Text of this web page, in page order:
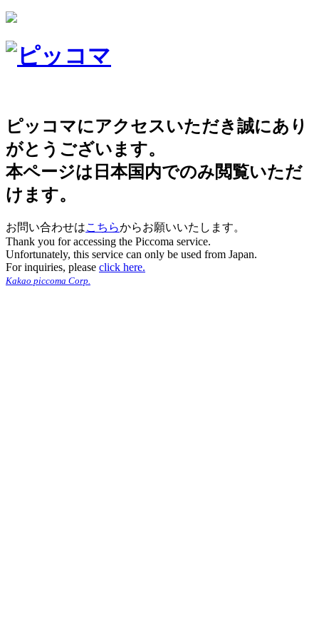
ピッコマにアクセスいただき誠にあり
がとうございます。
本ページは日本国内でのみ閲覧いただ
けます。
お問い合わせはこちらからお願いいたします。
Thank you for accessing the Piccoma service.
Unfortunately, this service can only be used from Japan.
For inquiries, please click here.
Kakao piccoma Corp.